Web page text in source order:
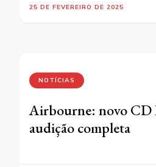
25 DE FEVEREIRO DE 2025
NOTÍCIAS
Airbourne: novo CD
audição completa